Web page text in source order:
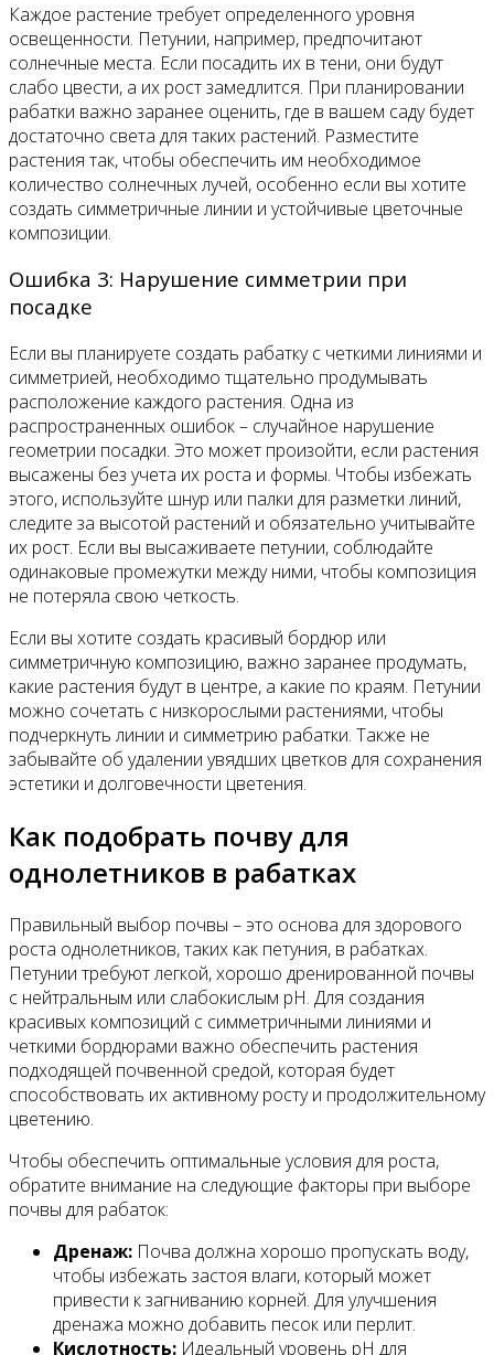
Каждое растение требует определенного уровня
освещенности. Петунии, например, предпочитают
солнечные места. Если посадить их в тени, они будут
слабо цвести, а их рост замедлится. При планировании
рабатки важно заранее оценить, где в вашем саду будет
достаточно света для таких растений. Разместите
растения так, чтобы обеспечить им необходимое
количество солнечных лучей, особенно если вы хотите
создать симметричные линии и устойчивые цветочные
композиции.
Ошибка 3: Нарушение симметрии при
посадке
Если вы планируете создать рабатку с четкими линиями и
симметрией, необходимо тщательно продумывать
расположение каждого растения. Одна из
распространенных ошибок – случайное нарушение
геометрии посадки. Это может произойти, если растения
высажены без учета их роста и формы. Чтобы избежать
этого, используйте шнур или палки для разметки линий,
следите за высотой растений и обязательно учитывайте
их рост. Если вы высаживаете петунии, соблюдайте
одинаковые промежутки между ними, чтобы композиция
не потеряла свою четкость.
Если вы хотите создать красивый бордюр или
симметричную композицию, важно заранее продумать,
какие растения будут в центре, а какие по краям. Петунии
можно сочетать с низкорослыми растениями, чтобы
подчеркнуть линии и симметрию рабатки. Также не
забывайте об удалении увядших цветков для сохранения
эстетики и долговечности цветения.
Как подобрать почву для
однолетников в рабатках
Правильный выбор почвы – это основа для здорового
роста однолетников, таких как петуния, в рабатках.
Петунии требуют легкой, хорошо дренированной почвы
с нейтральным или слабокислым pH. Для создания
красивых композиций с симметричными линиями и
четкими бордюрами важно обеспечить растения
подходящей почвенной средой, которая будет
способствовать их активному росту и продолжительному
цветению.
Чтобы обеспечить оптимальные условия для роста,
обратите внимание на следующие факторы при выборе
почвы для рабаток:
Дренаж: Почва должна хорошо пропускать воду,
чтобы избежать застоя влаги, который может
привести к загниванию корней. Для улучшения
дренажа можно добавить песок или перлит.
Кислотность: Идеальный уровень pH для